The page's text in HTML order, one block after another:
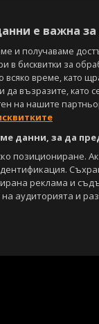
е важна за
и получаваме
в бисквитки за
време, като
възразите, като
на нашите
данни, за да
позициониране.
реклама и
аудиторията и